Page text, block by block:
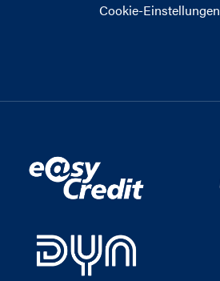
Cookie-Einstellungen